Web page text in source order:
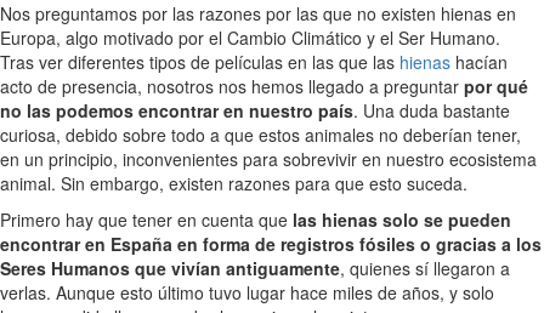
Nos preguntamos por las razones por las que no existen hienas en
Europa, algo motivado por el Cambio Climático y el Ser Humano.
Tras ver diferentes tipos de películas en las que las hienas hacían
acto de presencia, nosotros nos hemos llegado a preguntar por qué
no las podemos encontrar en nuestro país. Una duda bastante
curiosa, debido sobre todo a que estos animales no deberían tener,
en un principio, inconvenientes para sobrevivir en nuestro ecosistema
animal. Sin embargo, existen razones para que esto suceda.
Primero hay que tener en cuenta que las hienas solo se pueden
encontrar en España en forma de registros fósiles o gracias a los
Seres Humanos que vivían antiguamente, quienes sí llegaron a
verlas. Aunque esto último tuvo lugar hace miles de años, y solo